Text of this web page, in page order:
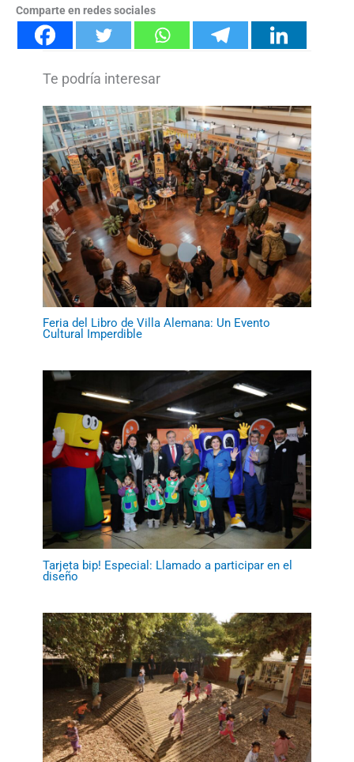
Comparte en redes sociales
Feria del Libro de Villa Alemana: Un Evento
Cultural Imperdible
Tarjeta bip! Especial: Llamado a participar en el
diseño